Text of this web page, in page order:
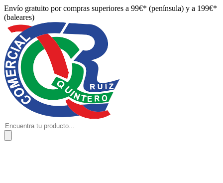
Envío gratuito por compras superiores a 99€* (península) y a 199€*
(baleares)